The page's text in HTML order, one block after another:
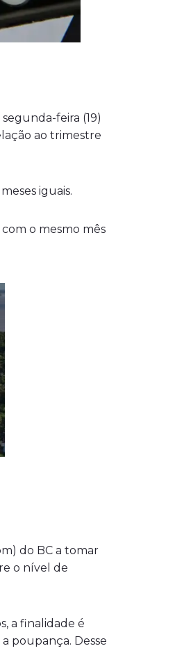
feira (19)
ao trimestre
iguais.
o mesmo mês
do BC a tomar
o nível de
a finalidade é
poupança. Desse